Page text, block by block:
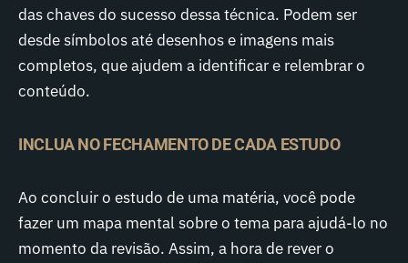
das chaves do sucesso dessa técnica. Podem ser
desde símbolos até desenhos e imagens mais
completos, que ajudem a identificar e relembrar o
conteúdo.
INCLUA NO FECHAMENTO DE CADA ESTUDO
Ao concluir o estudo de uma matéria, você pode
fazer um mapa mental sobre o tema para ajudá-lo no
momento da revisão. Assim, a hora de rever o